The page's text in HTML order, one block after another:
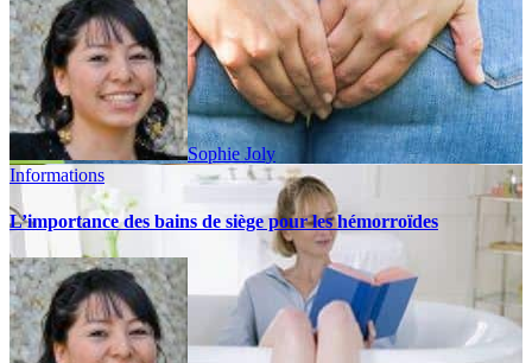
Sophie Joly
Informations
L’importance des bains de siège pour les hémorroïdes